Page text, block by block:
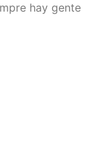
hay gente